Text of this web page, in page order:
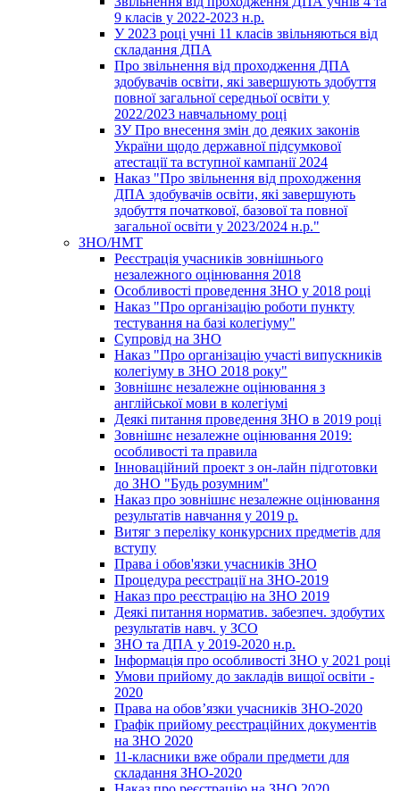
9 класів у 2022-2023 н.р.
У 2023 році учні 11 класів звільняються від
складання ДПА
Про звільнення від проходження ДПА
здобувачів освіти, які завершують здобуття
повної загальної середньої освіти у
2022/2023 навчальному році
ЗУ Про внесення змін до деяких законів
України щодо державної підсумкової
атестації та вступної кампанії 2024
Наказ "Про звільнення від проходження
ДПА здобувачів освіти, які завершують
здобуття початкової, базової та повної
загальної освіти у 2023/2024 н.р."
ЗНО/НМТ
Реєстрація учасників зовнішнього
незалежного оцінювання 2018
Особливості проведення ЗНО у 2018 році
Наказ "Про організацію роботи пункту
тестування на базі колегіуму"
Супровід на ЗНО
Наказ "Про організацію участі випускників
колегіуму в ЗНО 2018 року"
Зовнішнє незалежне оцінювання з
англійської мови в колегіумі
Деякі питання проведення ЗНО в 2019 році
Зовнішнє незалежне оцінювання 2019:
особливості та правила
Інноваційний проект з он-лайн підготовки
до ЗНО "Будь розумним"
Наказ про зовнішнє незалежне оцінювання
результатів навчання у 2019 р.
Витяг з переліку конкурсних предметів для
вступу
Права і обов'язки учасників ЗНО
Процедура реєстрації на ЗНО-2019
Наказ про реєстрацію на ЗНО 2019
Деякі питання норматив. забезпеч. здобутих
результатів навч. у ЗСО
ЗНО та ДПА у 2019-2020 н.р.
Інформація про особливості ЗНО у 2021 році
Умови прийому до закладів вищої освіти -
2020
Права на обов’язки учасників ЗНО-2020
Графік прийому реєстраційних документів
на ЗНО 2020
11-класники вже обрали предмети для
складання ЗНО-2020